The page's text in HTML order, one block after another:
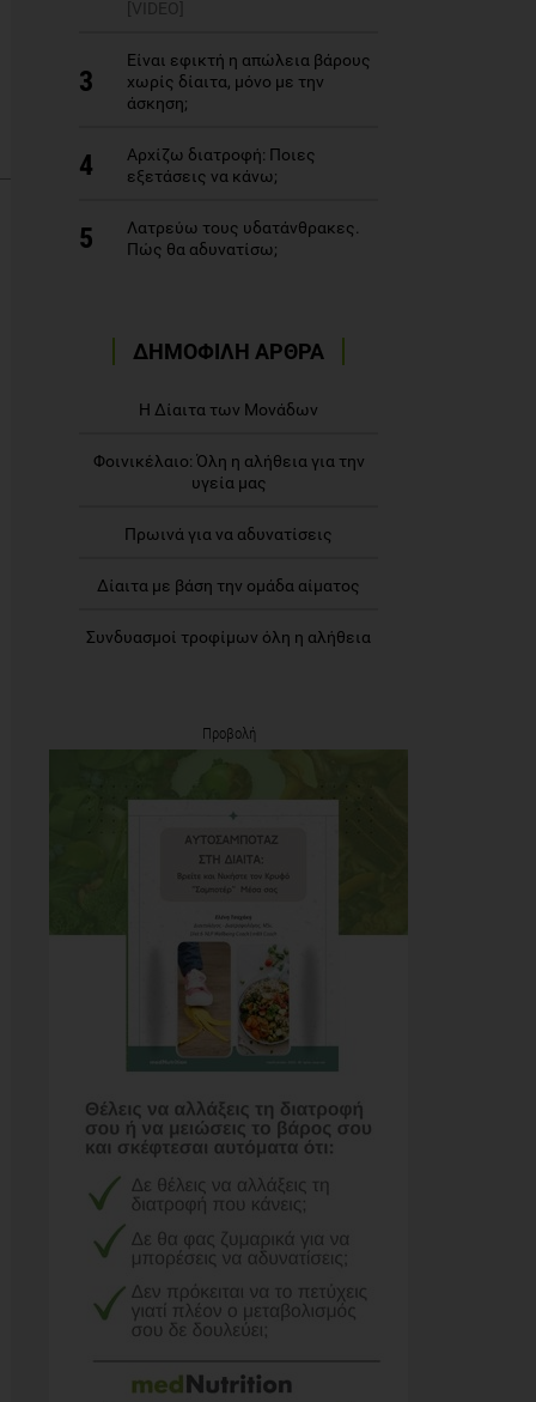
[VIDEO]
3
Είναι εφικτή η απώλεια βάρους
χωρίς δίαιτα, μόνο με την
άσκηση;
4
Αρχίζω διατροφή: Ποιες
εξετάσεις να κάνω;
5
Λατρεύω τους υδατάνθρακες.
Πώς θα αδυνατίσω;
ΔΗΜΟΦΙΛΗ ΑΡΘΡΑ
Η Δίαιτα των Μονάδων
Φοινικέλαιο: Όλη η αλήθεια για την
υγεία μας
Πρωινά για να αδυνατίσεις
Δίαιτα με βάση την ομάδα αίματος
Συνδυασμοί τροφίμων όλη η αλήθεια
Προβολή